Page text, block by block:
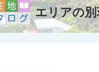
エリアの別